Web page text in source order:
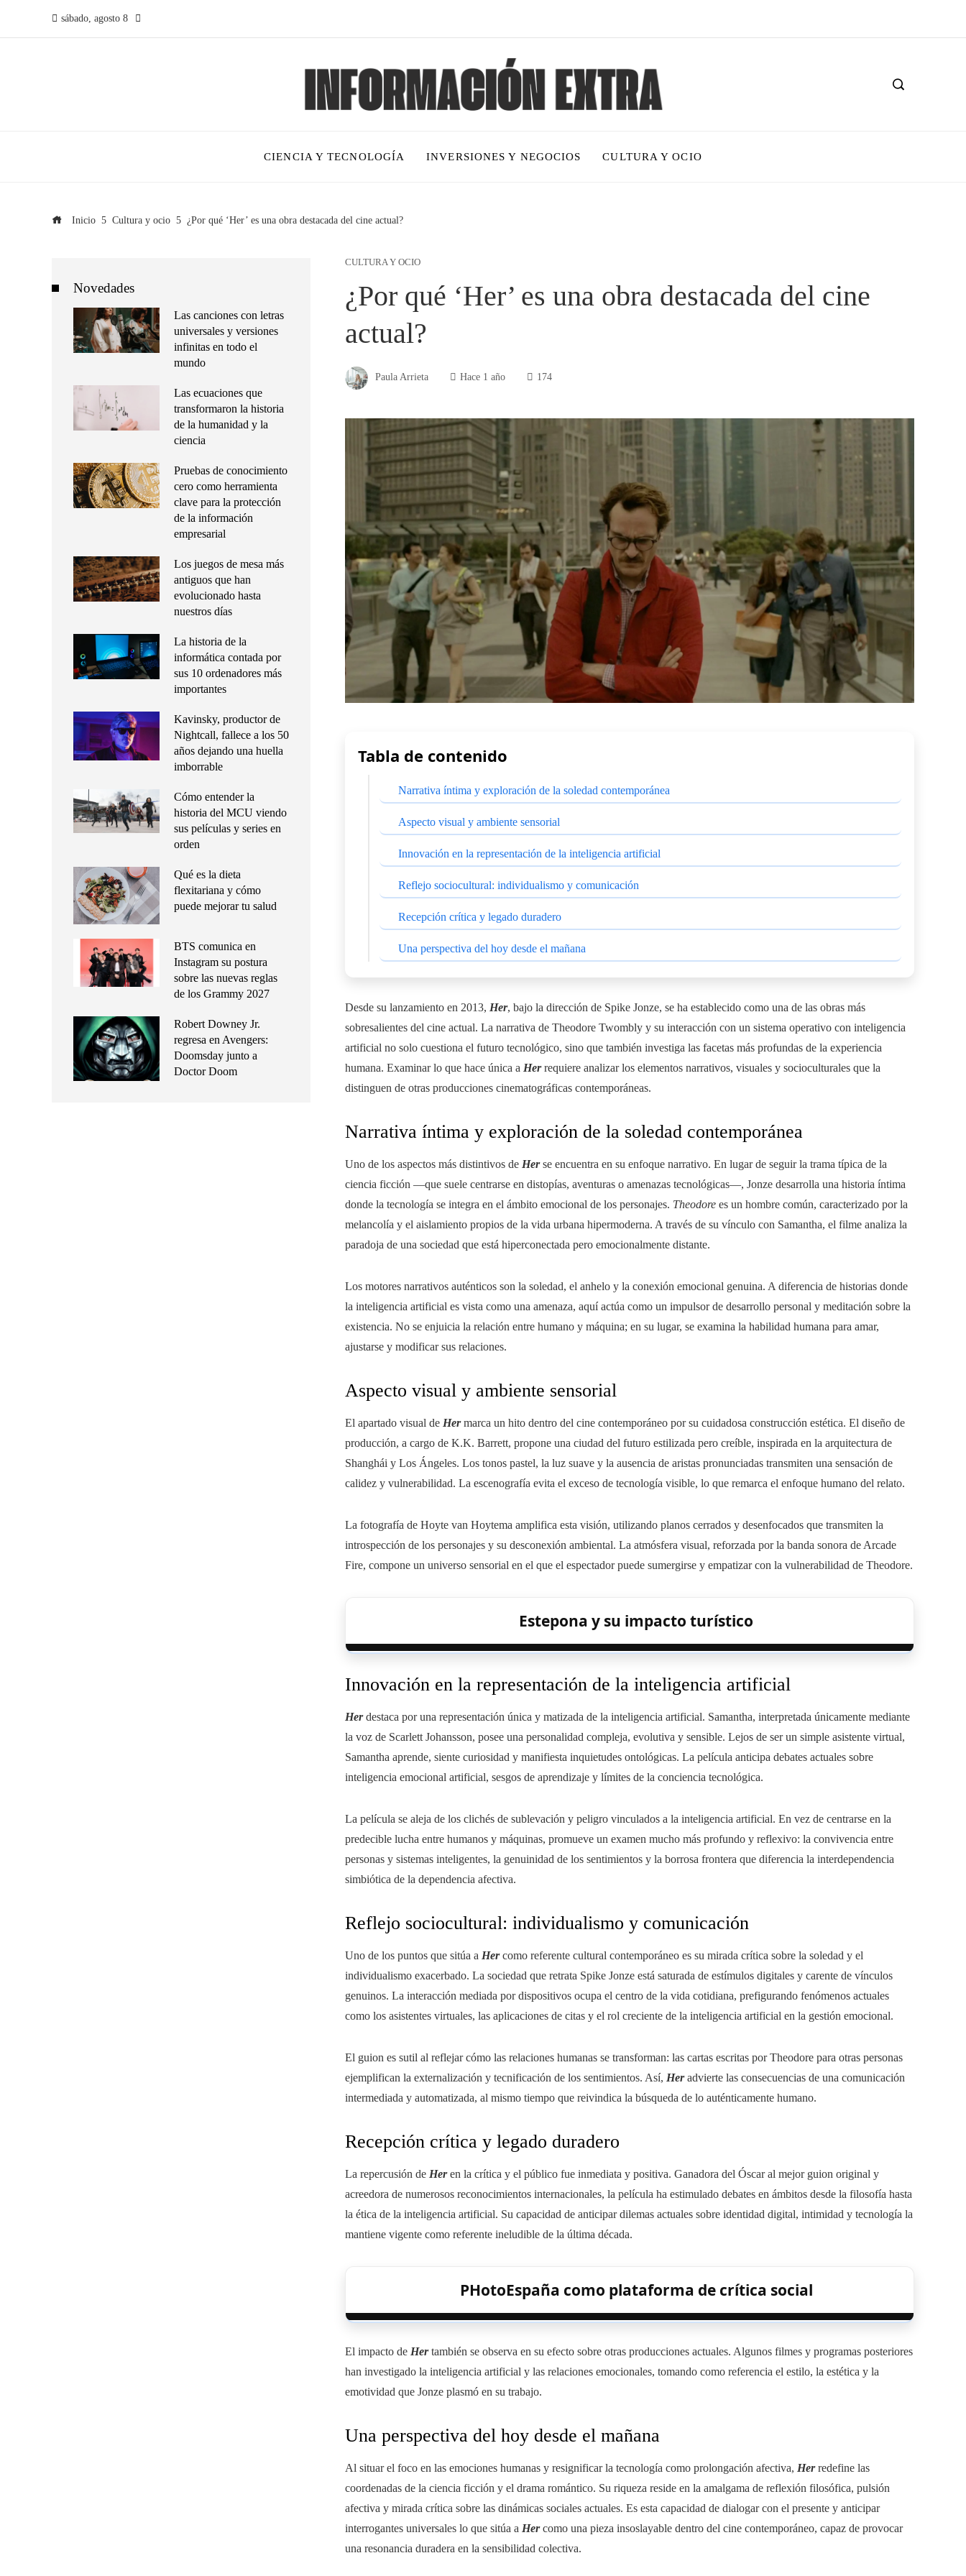
sábado, agosto 8
CIENCIA Y TECNOLOGÍA INVERSIONES Y NEGOCIOS CULTURA Y OCIO
Inicio Cultura y ocio ¿Por qué ‘Her’ es una obra destacada del cine actual?
CULTURA Y OCIO
¿Por qué ‘Her’ es una obra destacada del cine
actual?
Paula Arrieta Hace 1 año 174
Tabla de contenido
Narrativa íntima y exploración de la soledad contemporánea
Aspecto visual y ambiente sensorial
Innovación en la representación de la inteligencia artificial
Reflejo sociocultural: individualismo y comunicación
Recepción crítica y legado duradero
Una perspectiva del hoy desde el mañana
Desde su lanzamiento en 2013, Her, bajo la dirección de Spike Jonze, se ha establecido como una de las obras más
sobresalientes del cine actual. La narrativa de Theodore Twombly y su interacción con un sistema operativo con inteligencia
artificial no solo cuestiona el futuro tecnológico, sino que también investiga las facetas más profundas de la experiencia
humana. Examinar lo que hace única a Herrequiere analizar los elementos narrativos, visuales y socioculturales que la
distinguen de otras producciones cinematográficas contemporáneas.
Narrativa íntima y exploración de la soledad contemporánea
Uno de los aspectos más distintivos de Herse encuentra en su enfoque narrativo. En lugar de seguir la trama típica de la
ciencia ficción —que suele centrarse en distopías, aventuras o amenazas tecnológicas—, Jonze desarrolla una historia íntima
donde la tecnología se integra en el ámbito emocional de los personajes. Theodore es un hombre común, caracterizado por la
melancolía y el aislamiento propios de la vida urbana hipermoderna. A través de su vínculo con Samantha, el filme analiza la
paradoja de una sociedad que está hiperconectada pero emocionalmente distante.
Los motores narrativos auténticos son la soledad, el anhelo y la conexión emocional genuina. A diferencia de historias donde
la inteligencia artificial es vista como una amenaza, aquí actúa como un impulsor de desarrollo personal y meditación sobre la
existencia. No se enjuicia la relación entre humano y máquina; en su lugar, se examina la habilidad humana para amar,
ajustarse y modificar sus relaciones.
Aspecto visual y ambiente sensorial
El apartado visual de Hermarca un hito dentro del cine contemporáneo por su cuidadosa construcción estética. El diseño de
producción, a cargo de K.K. Barrett, propone una ciudad del futuro estilizada pero creíble, inspirada en la arquitectura de
Shanghái y Los Ángeles. Los tonos pastel, la luz suave y la ausencia de aristas pronunciadas transmiten una sensación de
calidez y vulnerabilidad. La escenografía evita el exceso de tecnología visible, lo que remarca el enfoque humano del relato.
La fotografía de Hoyte van Hoytema amplifica esta visión, utilizando planos cerrados y desenfocados que transmiten la
introspección de los personajes y su desconexión ambiental. La atmósfera visual, reforzada por la banda sonora de Arcade
Fire, compone un universo sensorial en el que el espectador puede sumergirse y empatizar con la vulnerabilidad de Theodore.
Estepona y su impacto turístico
Innovación en la representación de la inteligencia artificial
Herdestaca por una representación única y matizada de la inteligencia artificial. Samantha, interpretada únicamente mediante
la voz de Scarlett Johansson, posee una personalidad compleja, evolutiva y sensible. Lejos de ser un simple asistente virtual,
Samantha aprende, siente curiosidad y manifiesta inquietudes ontológicas. La película anticipa debates actuales sobre
inteligencia emocional artificial, sesgos de aprendizaje y límites de la conciencia tecnológica.
La película se aleja de los clichés de sublevación y peligro vinculados a la inteligencia artificial. En vez de centrarse en la
predecible lucha entre humanos y máquinas, promueve un examen mucho más profundo y reflexivo: la convivencia entre
personas y sistemas inteligentes, la genuinidad de los sentimientos y la borrosa frontera que diferencia la interdependencia
simbiótica de la dependencia afectiva.
Reflejo sociocultural: individualismo y comunicación
Uno de los puntos que sitúa a Hercomo referente cultural contemporáneo es su mirada crítica sobre la soledad y el
individualismo exacerbado. La sociedad que retrata Spike Jonze está saturada de estímulos digitales y carente de vínculos
genuinos. La interacción mediada por dispositivos ocupa el centro de la vida cotidiana, prefigurando fenómenos actuales
como los asistentes virtuales, las aplicaciones de citas y el rol creciente de la inteligencia artificial en la gestión emocional.
El guion es sutil al reflejar cómo las relaciones humanas se transforman: las cartas escritas por Theodore para otras personas
ejemplifican la externalización y tecnificación de los sentimientos. Así, Heradvierte las consecuencias de una comunicación
intermediada y automatizada, al mismo tiempo que reivindica la búsqueda de lo auténticamente humano.
Recepción crítica y legado duradero
La repercusión de Heren la crítica y el público fue inmediata y positiva. Ganadora del Óscar al mejor guion original y
acreedora de numerosos reconocimientos internacionales, la película ha estimulado debates en ámbitos desde la filosofía hasta
la ética de la inteligencia artificial. Su capacidad de anticipar dilemas actuales sobre identidad digital, intimidad y tecnología la
mantiene vigente como referente ineludible de la última década.
PHotoEspaña como plataforma de crítica social
El impacto de Hertambién se observa en su efecto sobre otras producciones actuales. Algunos filmes y programas posteriores
han investigado la inteligencia artificial y las relaciones emocionales, tomando como referencia el estilo, la estética y la
emotividad que Jonze plasmó en su trabajo.
Una perspectiva del hoy desde el mañana
Al situar el foco en las emociones humanas y resignificar la tecnología como prolongación afectiva, Herredefine las
coordenadas de la ciencia ficción y el drama romántico. Su riqueza reside en la amalgama de reflexión filosófica, pulsión
afectiva y mirada crítica sobre las dinámicas sociales actuales. Es esta capacidad de dialogar con el presente y anticipar
interrogantes universales lo que sitúa a Hercomo una pieza insoslayable dentro del cine contemporáneo, capaz de provocar
una resonancia duradera en la sensibilidad colectiva.
Novedades
Las canciones con letras
universales y versiones
infinitas en todo el
mundo
Las ecuaciones que
transformaron la historia
de la humanidad y la
ciencia
Pruebas de conocimiento
cero como herramienta
clave para la protección
de la información
empresarial
Los juegos de mesa más
antiguos que han
evolucionado hasta
nuestros días
La historia de la
informática contada por
sus 10 ordenadores más
importantes
Kavinsky, productor de
Nightcall, fallece a los 50
años dejando una huella
imborrable
Cómo entender la
historia del MCU viendo
sus películas y series en
orden
Qué es la dieta
flexitariana y cómo
puede mejorar tu salud
BTS comunica en
Instagram su postura
sobre las nuevas reglas
de los Grammy 2027
Robert Downey Jr.
regresa en Avengers:
Doomsday junto a
Doctor Doom